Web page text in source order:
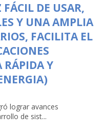
DE USAR,
Y UNA AMPLIA
FACILITA EL
RÁPIDA Y
lograr avances
de sist...